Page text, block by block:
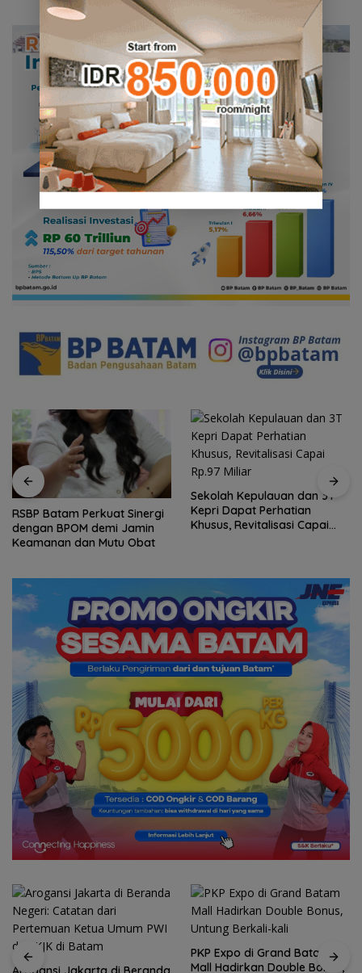
RSBP Batam Perkuat Sinergi
dengan BPOM demi Jamin
Keamanan dan Mutu Obat
Sekolah Kepulauan dan 3T
Kepri Dapat Perhatian
Khusus, Revitalisasi Capai
PKP Expo di Grand Batam
Mall Hadirkan Double Bonus,